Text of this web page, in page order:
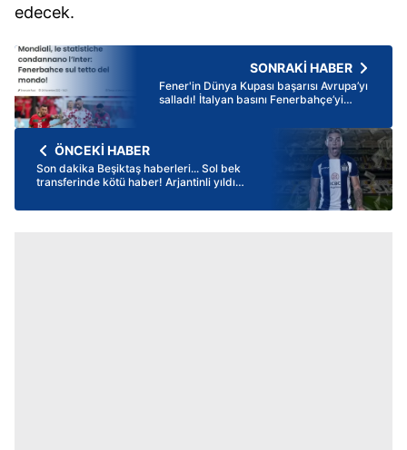
edecek.
SONRAKİ HABER
Fener'in Dünya Kupası başarısı Avrupa’yı
salladı! İtalyan basını Fenerbahçe’yi
ÖNCEKİ HABER
Son dakika Beşiktaş haberleri... Sol bek
transferinde kötü haber! Arjantinli yıldız